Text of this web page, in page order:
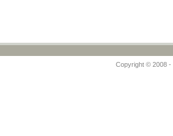
Copyright © 2008 -